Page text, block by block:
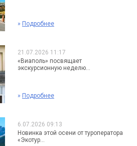
» Подробнее
21.07.2026 11:17
«Виаполь» посвящает
экскурсионную неделю...
» Подробнее
6.07.2026 09:13
Новинка этой осени от туроператора
«Экотур...